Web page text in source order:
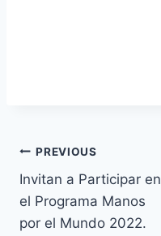
PREVIOUS
Invitan a Participar en
el Programa Manos
por el Mundo 2022.